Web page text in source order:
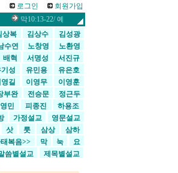
로그인 회원가입
막10:13-22/ 예수와 어린이들 /한경직 목사
상복 김상수
김성광
수연 노창영
노환영
배혁 서명성
서진규
기성 유민용
유은호
영길 이영무
이영훈
부완 전승문
정근두
민 피종진
하용조
가정설교
영문설교
삿 룻 삼상
삼하
복음>> 막 눅
요
씀별설교
제목별설교